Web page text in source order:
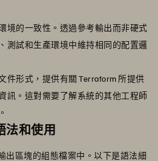
境的一致性。透過參考輸出而非硬式
測試和生產環境中維持相同的配置邏
件形式，提供有關 Terraform 所提供
訊。這對需要了解系統的其他工程師
法和使用
出區塊的組態檔案中。以下是語法細